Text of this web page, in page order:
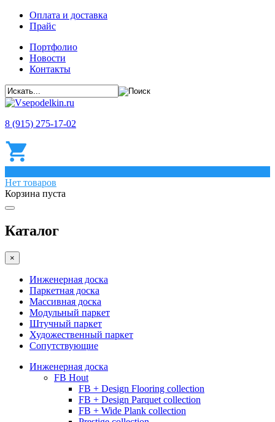
Оплата и доставка
Прайс
Портфолио
Новости
Контакты
8 (915) 275-17-02
Нет товаров
Корзина пуста
Каталог
×
Инженерная доска
Паркетная доска
Массивная доска
Модульный паркет
Штучный паркет
Художественный паркет
Сопутствующие
Инженерная доска
FB Hout
FB + Design Flooring collection
FB + Design Parquet collection
FB + Wide Plank collection